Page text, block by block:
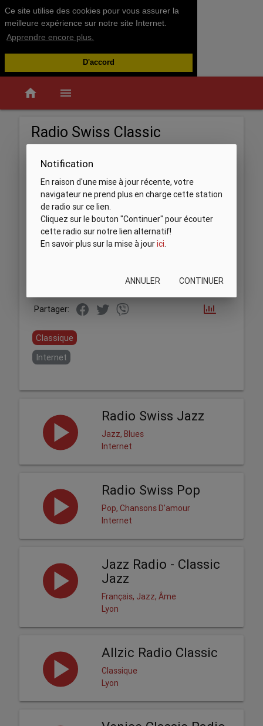
Ce site utilise des cookies pour vous assurer la
meilleure expérience sur notre site Internet.
Apprendre encore plus.
D'accord
home menu
Radio Swiss Classic
Partager:
Notification
En raison d'une mise à jour récente, votre
navigateur ne prend plus en charge cette station
de radio sur ce lien.
Cliquez sur le bouton "Continuer" pour écouter
cette radio sur notre lien alternatif!
En savoir plus sur la mise à jourici.
ANNULER CONTINUER
Classique
Internet
Radio Swiss Jazz
Jazz, Blues
Internet
Radio Swiss Pop
Pop, Chansons D'amour
Internet
Jazz Radio - Classic
Jazz
Français, Jazz, Âme
Lyon
Allzic Radio Classic
Classique
Lyon